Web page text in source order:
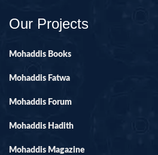
Our Projects
Mohaddis Books
Mohaddis Fatwa
Mohaddis Forum
Mohaddis Hadith
Mohaddis Magazine